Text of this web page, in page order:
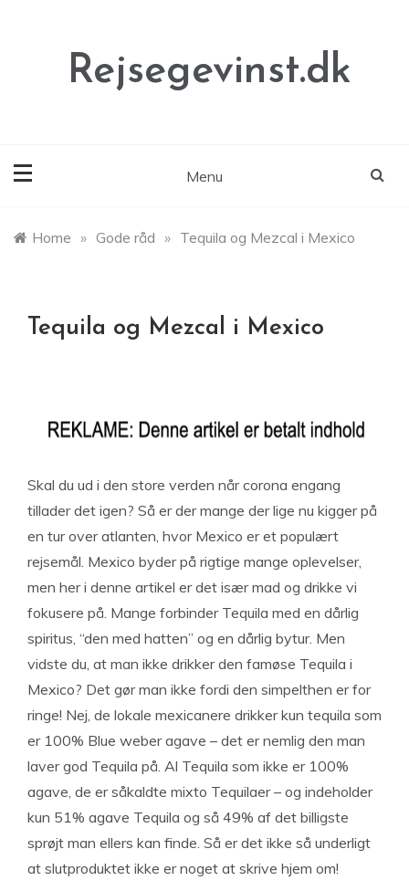
Rejsegevinst.dk
Menu
Home » Gode råd » Tequila og Mezcal i Mexico
Tequila og Mezcal i Mexico
Skal du ud i den store verden når corona engang
tillader det igen? Så er der mange der lige nu kigger på
en tur over atlanten, hvor Mexico er et populært
rejsemål. Mexico byder på rigtige mange oplevelser,
men her i denne artikel er det især mad og drikke vi
fokusere på. Mange forbinder Tequila med en dårlig
spiritus, “den med hatten” og en dårlig bytur. Men
vidste du, at man ikke drikker den famøse Tequila i
Mexico? Det gør man ikke fordi den simpelthen er for
ringe! Nej, de lokale mexicanere drikker kun tequila som
er 100% Blue weber agave – det er nemlig den man
laver god Tequila på. Al Tequila som ikke er 100%
agave, de er såkaldte mixto Tequilaer – og indeholder
kun 51% agave Tequila og så 49% af det billigste
sprøjt man ellers kan finde. Så er det ikke så underligt
at slutproduktet ikke er noget at skrive hjem om!